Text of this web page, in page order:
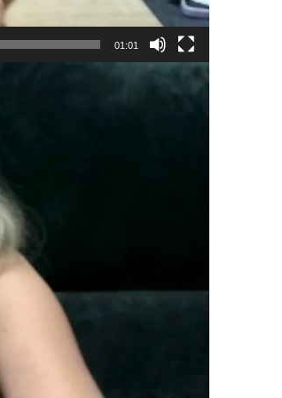
01:01